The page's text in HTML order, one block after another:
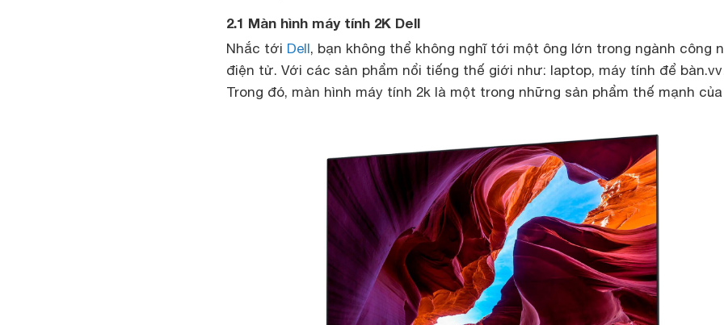
2.1 Màn hình máy tính 2K Dell
Nhắc tới Dell, bạn không thể không nghĩ tới một ông lớn trong ngành công
điện tử. Với các sản phẩm nổi tiếng thế giới như: laptop, máy tính để
Trong đó, màn hình máy tính 2k là một trong những sản phẩm thế mạnh của